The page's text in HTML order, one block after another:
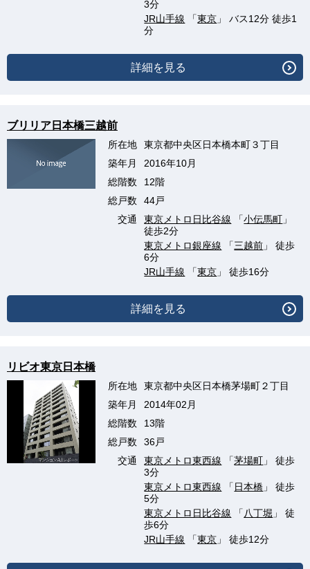
3分
JR山手線 「東京 」 バス12分 徒歩1
分
詳細を見る
ブリリア日本橋三越前
所在地
東京都中央区日本橋本町３丁目
築年月
2016年10月
総階数
12階
総戸数
44戸
交通
東京メトロ日比谷線 「小伝馬町 」
徒歩2分
東京メトロ銀座線 「三越前 」 徒歩
6分
JR山手線 「東京 」 徒歩16分
詳細を見る
リビオ東京日本橋
所在地
東京都中央区日本橋茅場町２丁目
築年月
2014年02月
総階数
13階
総戸数
36戸
交通
東京メトロ東西線 「茅場町 」 徒歩
3分
東京メトロ東西線 「 日本橋 」 徒歩
5分
東京メトロ日比谷線 「 八丁堀 」 徒
歩6分
JR山手線 「東京 」 徒歩12分